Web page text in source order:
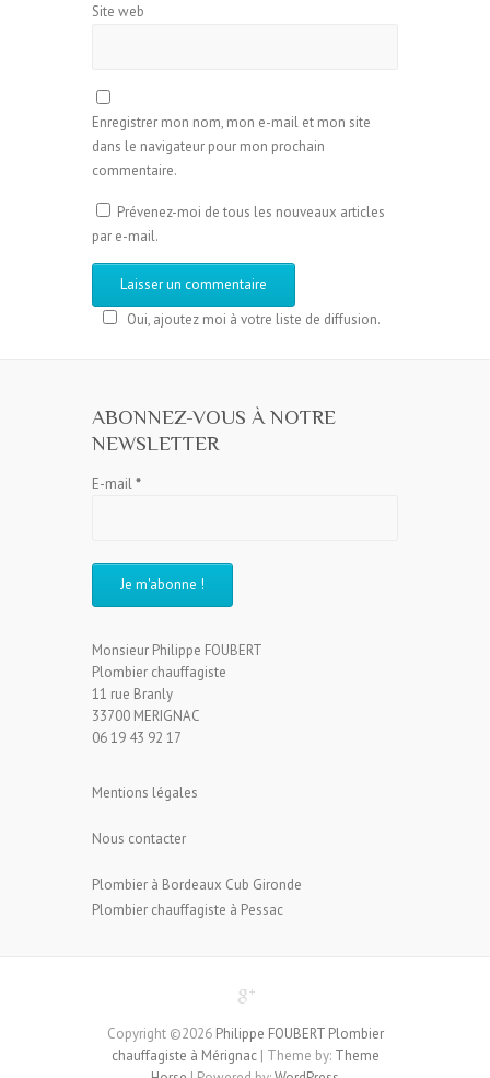
Site web
Enregistrer mon nom, mon e-mail et mon site
dans le navigateur pour mon prochain
commentaire.
Prévenez-moi de tous les nouveaux articles
par e-mail.
Oui, ajoutez moi à votre liste de diffusion.
ABONNEZ-VOUS À NOTRE
NEWSLETTER
E-mail*
Monsieur Philippe FOUBERT
Plombier chauffagiste
11 rue Branly
33700 MERIGNAC
06 19 43 92 17
Mentions légales
Nous contacter
Plombier à Bordeaux Cub Gironde
Plombier chauffagiste à Pessac
Copyright ©2026 Philippe FOUBERT Plombier
chauffagiste à Mérignac| Theme by: Theme